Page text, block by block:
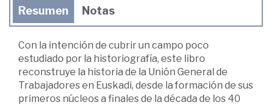
Resumen Notas
Con la intención de cubrir un campo poco
estudiado por la historiografía, este libro
reconstruye la historia de la Unión General de
Trabajadores en Euskadi, desde la formación de sus
primeros núcleos a finales de la década de los 40